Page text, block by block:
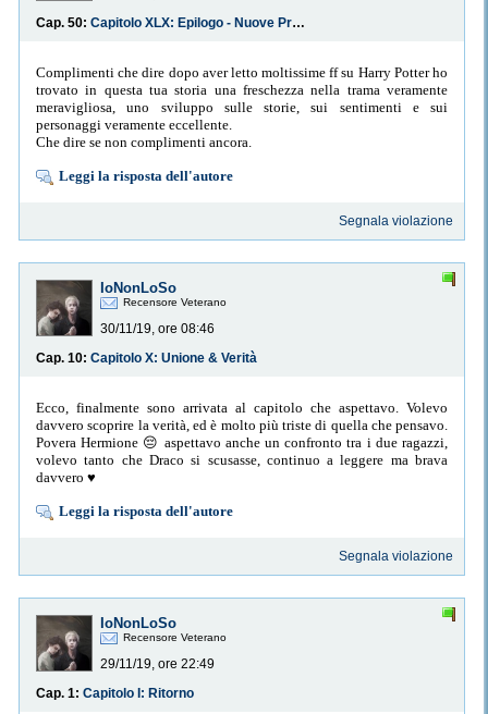
Cap. 50:
Capitolo XLX: Epilogo - Nuove Prospettive
Complimenti che dire dopo aver letto moltissime ff su Harry Potter ho
trovato in questa tua storia una freschezza nella trama veramente
meravigliosa, uno sviluppo sulle storie, sui sentimenti e sui
personaggi veramente eccellente.
Che dire se non complimenti ancora.
Leggi la risposta dell'autore
Segnala violazione
IoNonLoSo
Recensore Veterano
30/11/19, ore 08:46
Cap. 10: Capitolo X: Unione & Verità
Ecco, finalmente sono arrivata al capitolo che aspettavo. Volevo
davvero scoprire la verità, ed è molto più triste di quella che pensavo.
Povera Hermione 😔 aspettavo anche un confronto tra i due ragazzi,
volevo tanto che Draco si scusasse, continuo a leggere ma brava
davvero ♥️
Leggi la risposta dell'autore
Segnala violazione
IoNonLoSo
Recensore Veterano
29/11/19, ore 22:49
Cap. 1: Capitolo I: Ritorno